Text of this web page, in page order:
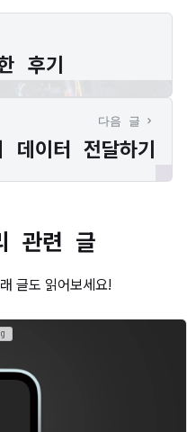
후기
다음 글
데이터 전달하기
관련 글
글도 읽어보세요!